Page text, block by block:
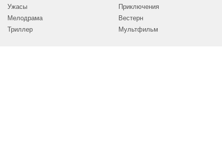
Ужасы
Мелодрама
Триллер
Приключения
Вестерн
Мультфильм